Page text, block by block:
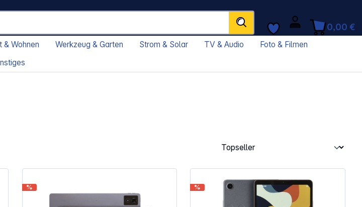
0,00 €
& Wohnen Werkzeug & Garten Strom & Solar TV & Audio
Foto & Filmen
% %